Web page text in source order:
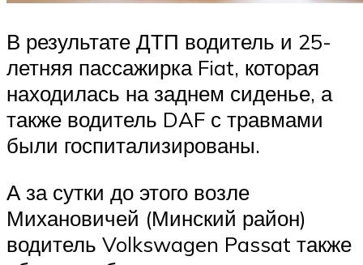
В результате ДТП водитель и 25-
летняя пассажирка Fiat, которая
находилась на заднем сиденье, а
также водитель DAF с травмами
были госпитализированы.
А за сутки до этого возле
Михановичей (Минский район)
водитель Volkswagen Passat также